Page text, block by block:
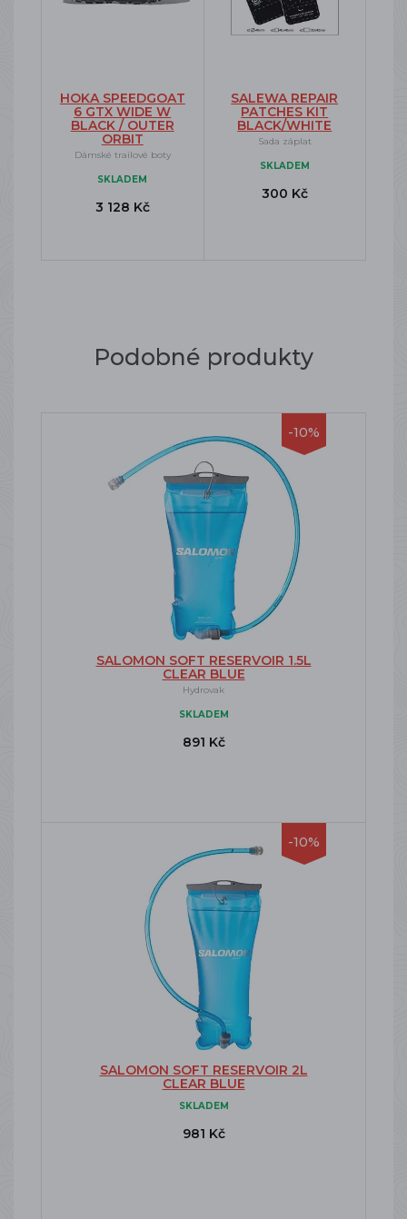
HOKA SPEEDGOAT
6 GTX WIDE W
BLACK / OUTER
ORBIT
Dámské trailové boty
SKLADEM
3 128 Kč
SALEWA REPAIR
PATCHES KIT
BLACK/WHITE
Sada záplat
SKLADEM
300 Kč
Podobné produkty
-10%
SALOMON SOFT RESERVOIR 1.5L
CLEAR BLUE
Hydrovak
SKLADEM
891 Kč
-10%
SALOMON SOFT RESERVOIR 2L
CLEAR BLUE
SKLADEM
981 Kč